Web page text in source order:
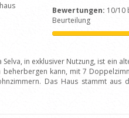
Bewertungen: 10/10
Beurteilung
in exklusiver Nutzung, ist ein
kann, mit 7
Das Haus stammt aus